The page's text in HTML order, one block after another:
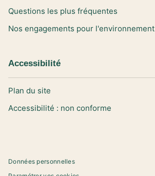
Questions les plus fréquentes
Nos engagements pour l'environnement
Accessibilité
Plan du site
Accessibilité : non conforme
Données personnelles